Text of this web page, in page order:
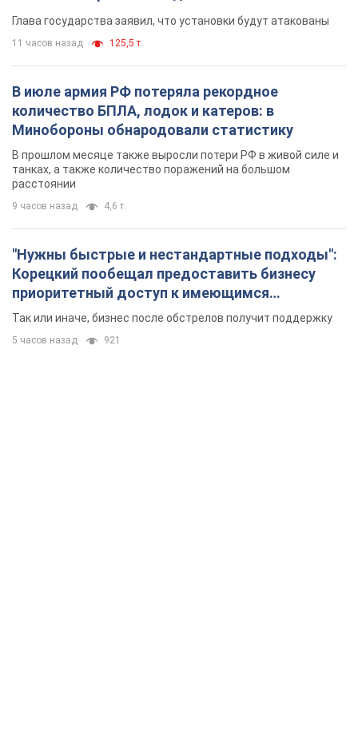
Глава государства заявил, что установки будут атакованы
11 часов назад 125,5 т.
В июле армия РФ потеряла рекордное
количество БПЛА, лодок и катеров: в
Минобороны обнародовали статистику
В прошлом месяце также выросли потери РФ в живой силе и
танках, а также количество поражений на большом
расстоянии
9 часов назад 4,6 т.
"Нужны быстрые и нестандартные подходы":
Корецкий пообещал предоставить бизнесу
приоритетный доступ к имеющимся
складским помещениям
Так или иначе, бизнес после обстрелов получит поддержку
5 часов назад 921